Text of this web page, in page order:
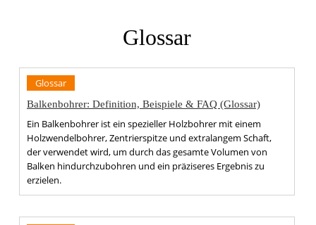
Glossar
Glossar
Balkenbohrer: Definition, Beispiele & FAQ (Glossar)
Ein Balkenbohrer ist ein spezieller Holzbohrer mit einem
Holzwendelbohrer, Zentrierspitze und extralangem Schaft,
der verwendet wird, um durch das gesamte Volumen von
Balken hindurchzubohren und ein präziseres Ergebnis zu
erzielen.